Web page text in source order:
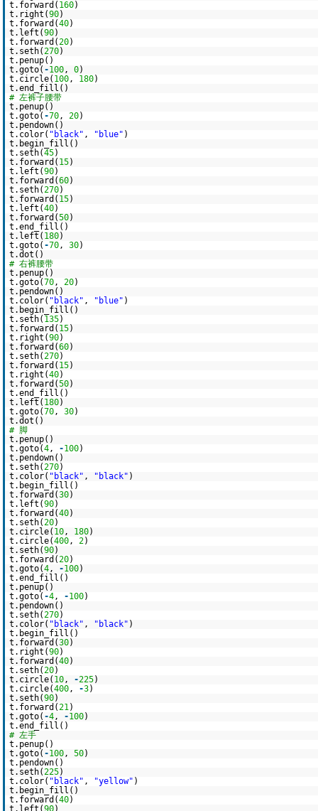
t.forward( 160)
t.right(90)
t.forward(40)
t.left(90)
t.forward(20)
t.seth(270)
t.penup()
t.goto( -100, 0)
t.circle( 100, 180)
t.end_fill()
# 左裤子腰带
t.penup()
t.goto( -70, 20)
t.pendown()
t.color( "black" , "blue" )
t.begin_fill()
t.seth(45)
t.forward( 15)
t.left(90)
t.forward(60)
t.seth(270)
t.forward( 15)
t.left(40)
t.forward(50)
t.end_fill()
t.left( 180)
t.goto( -70, 30)
t.dot()
# 右裤腰带
t.penup()
t.goto(70, 20)
t.pendown()
t.color( "black" , "blue" )
t.begin_fill()
t.seth( 135)
t.forward( 15)
t.right(90)
t.forward(60)
t.seth(270)
t.forward( 15)
t.right(40)
t.forward(50)
t.end_fill()
t.left( 180)
t.goto(70, 30)
t.dot()
# 脚
t.penup()
t.goto(4, -100)
t.pendown()
t.seth(270)
t.color( "black" , "black" )
t.begin_fill()
t.forward(30)
t.left(90)
t.forward(40)
t.seth(20)
t.circle( 10, 180)
t.circle(400, 2)
t.seth(90)
t.forward(20)
t.goto(4, -100)
t.end_fill()
t.penup()
t.goto( -4, -100)
t.pendown()
t.seth(270)
t.color( "black" , "black" )
t.begin_fill()
t.forward(30)
t.right(90)
t.forward(40)
t.seth(20)
t.circle( 10, -225)
t.circle(400, -3)
t.seth(90)
t.forward(21)
t.goto( -4, -100)
t.end_fill()
# 左手
t.penup()
t.goto( -100, 50)
t.pendown()
t.seth(225)
t.color( "black" , "yellow" )
t.begin_fill()
t.forward(40)
t.left(90)